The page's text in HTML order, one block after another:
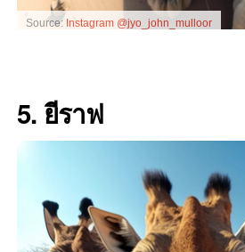
Source: Instagram @jyo_john_mulloor
5. ยีราฟ